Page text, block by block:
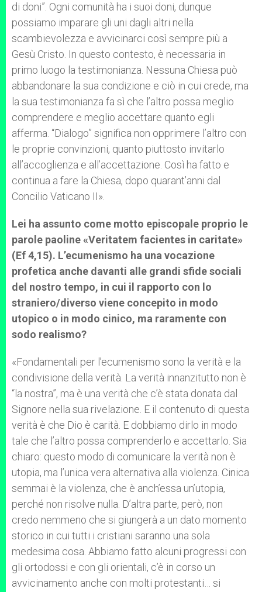
di doni”. Ogni comunità ha i suoi doni, dunque
possiamo imparare gli uni dagli altri nella
scambievolezza e avvicinarci così sempre più a
Gesù Cristo. In questo contesto, è necessaria in
primo luogo la testimonianza. Nessuna Chiesa può
abbandonare la sua condizione e ciò in cui crede, ma
la sua testimonianza fa sì che l’altro possa meglio
comprendere e meglio accettare quanto egli
afferma. “Dialogo” significa non opprimere l’altro con
le proprie convinzioni, quanto piuttosto invitarlo
all’accoglienza e all’accettazione. Così ha fatto e
continua a fare la Chiesa, dopo quarant’anni dal
Concilio Vaticano II».
Lei ha assunto come motto episcopale proprio le
parole paoline «Veritatem facientes in caritate»
(Ef 4,15). L’ecumenismo ha una vocazione
profetica anche davanti alle grandi sfide sociali
del nostro tempo, in cui il rapporto con lo
straniero/diverso viene concepito in modo
utopico o in modo cinico, ma raramente con
sodo realismo?
«Fondamentali per l’ecumenismo sono la verità e la
condivisione della verità. La verità innanzitutto non è
“la nostra”, ma è una verità che c’è stata donata dal
Signore nella sua rivelazione. E il contenuto di questa
verità è che Dio è carità. E dobbiamo dirlo in modo
tale che l’altro possa comprenderlo e accettarlo. Sia
chiaro: questo modo di comunicare la verità non è
utopia, ma l’unica vera alternativa alla violenza. Cinica
semmai è la violenza, che è anch’essa un’utopia,
perché non risolve nulla. D’altra parte, però, non
credo nemmeno che si giungerà a un dato momento
storico in cui tutti i cristiani saranno una sola
medesima cosa. Abbiamo fatto alcuni progressi con
gli ortodossi e con gli orientali, c’è in corso un
avvicinamento anche con molti protestanti… si